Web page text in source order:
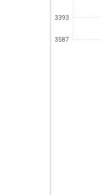
3393
3587